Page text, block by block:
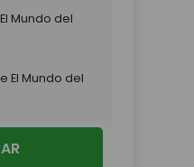
Mundo del
El Mundo del